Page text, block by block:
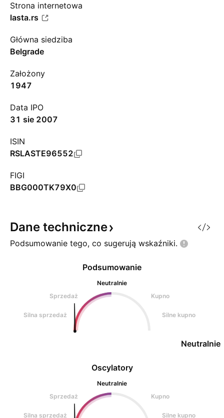
Strona internetowa
lasta.rs
Główna siedziba
Belgrade
Założony
1947
Data IPO
31 sie 2007
ISIN
RSLASTE96552
FIGI
BBG000TK79X0
Dane techniczne
Podsumowanie tego, co sugerują wskaźniki.
Oscylatory
Neutralnie
Sprzedaż
Kupno
Silna sprzedaż Silne kupno
Podsumowanie
Neutralnie
Sprzedaż
Kupno
Silna sprzedaż Silne kupno
Neutralnie